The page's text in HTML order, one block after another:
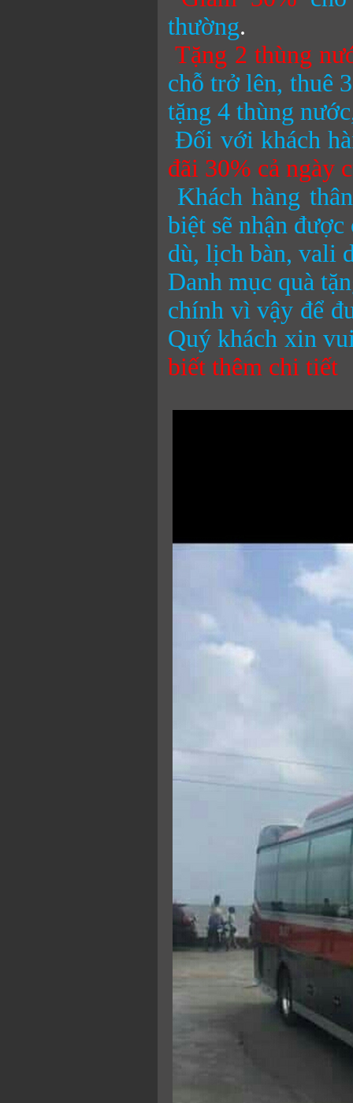
thường.
Tặng 2 thùng
chỗ trở lên, thuê
tặng 4 thùng
Đối với khách
đãi 30% cả ngày
Khách hàng
biệt sẽ nhận
dù, lịch bàn, vali
Danh mục quà
chính vì vậy để
Quý khách xin
biết thêm chi tiết